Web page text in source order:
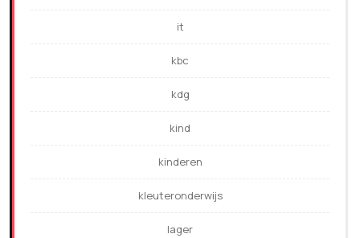
it
kbc
kdg
kind
kinderen
kleuteronderwijs
lager